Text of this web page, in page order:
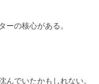
ーの核心がある。
でいたかもしれない。